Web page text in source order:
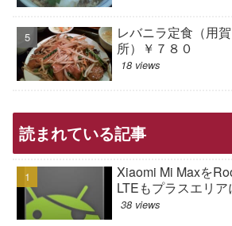
レバニラ定食（用
所）￥７８０
18 views
読まれている記事
Xiaomi Mi Maxを
LTEもプラスエリ
38 views